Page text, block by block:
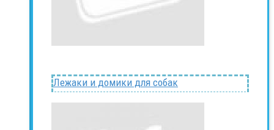
Лежаки и домики для собак